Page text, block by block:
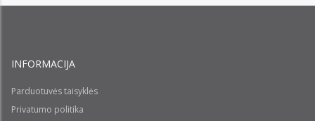
INFORMACIJA
Parduotuvės taisyklės
Privatumo politika